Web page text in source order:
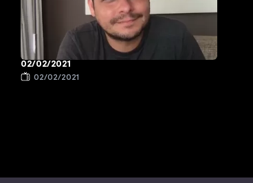
02/02/2021
02/02/2021